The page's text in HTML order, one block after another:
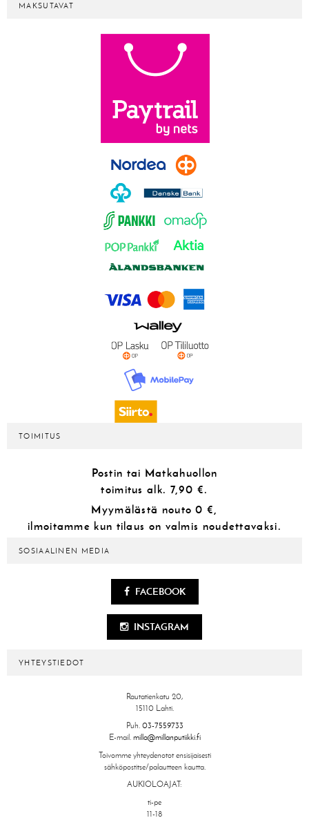
MAKSUTAVAT
TOIMITUS
Postin tai Matkahuollon
toimitus alk. 7,90 €.
Myymälästä nouto 0 €,
ilmoitamme kun tilaus on valmis noudettavaksi.
SOSIAALINEN MEDIA
FACEBOOK
INSTAGRAM
YHTEYSTIEDOT
Rautatienkatu 20,
15110 Lahti.
Puh. 03-7559733
E-mail. milla@millanputiikki.fi
Toivomme yhteydenotot ensisijaisesti
sähköpostitse/palautteen kautta.
AUKIOLOAJAT:
ti-pe
11-18